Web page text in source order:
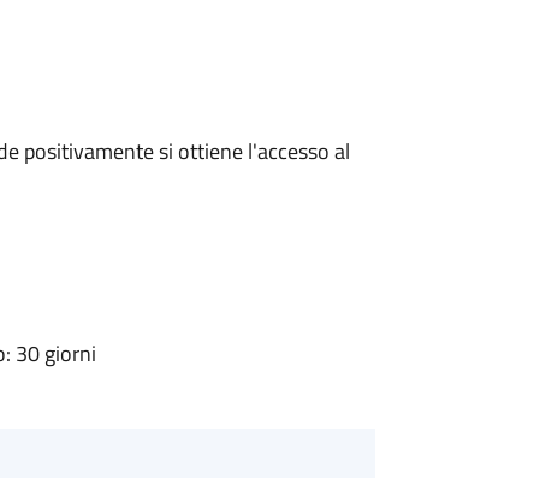
positivamente si ottiene l'accesso al
30 giorni